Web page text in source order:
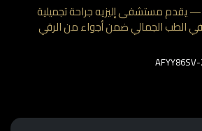
مستشفى إليزيه جراحة تجميلية
الجمالي ضمن أجواء من الرقي